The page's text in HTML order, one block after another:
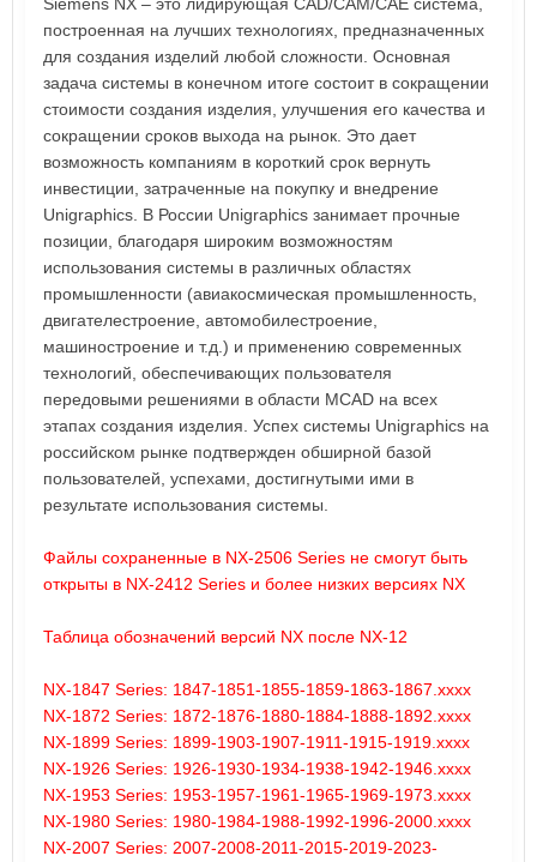
построенная на лучших технологиях, предназначенных
для создания изделий любой сложности. Основная
задача системы в конечном итоге состоит в сокращении
стоимости создания изделия, улучшения его качества и
сокращении сроков выхода на рынок. Это дает
возможность компаниям в короткий срок вернуть
инвестиции, затраченные на покупку и внедрение
Unigraphics. В России Unigraphics занимает прочные
позиции, благодаря широким возможностям
использования системы в различных областях
промышленности (авиакосмическая промышленность,
двигателестроение, автомобилестроение,
машиностроение и т.д.) и применению современных
технологий, обеспечивающих пользователя
передовыми решениями в области MCAD на всех
этапах создания изделия. Успех системы Unigraphics на
российском рынке подтвержден обширной базой
пользователей, успехами, достигнутыми ими в
результате использования системы.
Файлы сохраненные в NX-2506 Series не смогут быть
открыты в NX-2412 Series и более низких версиях NX
Таблица обозначений версий NX после NX-12
NX-1847 Series: 1847-1851-1855-1859-1863-1867.xxxx
NX-1872 Series: 1872-1876-1880-1884-1888-1892.xxxx
NX-1899 Series: 1899-1903-1907-1911-1915-1919.xxxx
NX-1926 Series: 1926-1930-1934-1938-1942-1946.xxxx
NX-1953 Series: 1953-1957-1961-1965-1969-1973.xxxx
NX-1980 Series: 1980-1984-1988-1992-1996-2000.xxxx
NX-2007 Series: 2007-2008-2011-2015-2019-2023-